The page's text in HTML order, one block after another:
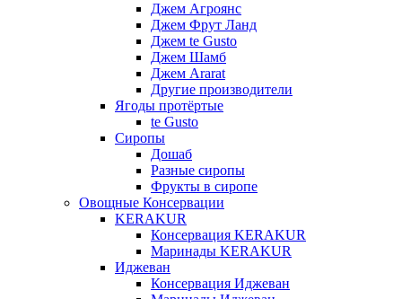
Джем Агроянс
Джем Фрут Ланд
Джем te Gusto
Джем Шамб
Джем Ararat
Другие производители
Ягоды протёртые
te Gusto
Сиропы
Дошаб
Разные сиропы
Фрукты в сиропе
Овощные Консервации
KERAKUR
Консервация KERAKUR
Маринады KERAKUR
Иджеван
Консервация Иджеван